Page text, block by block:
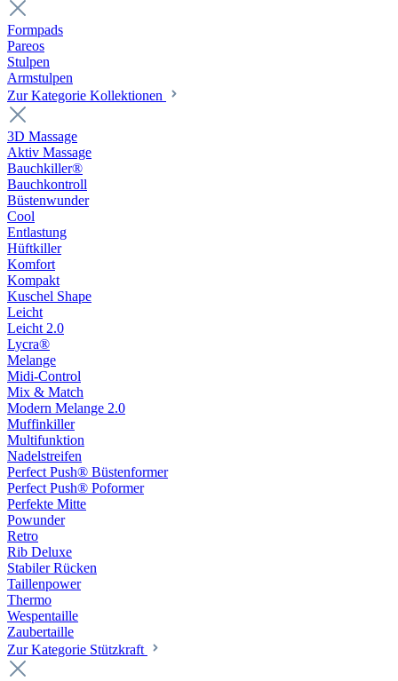
Formpads
Pareos
Stulpen
Armstulpen
Zur Kategorie Kollektionen
3D Massage
Aktiv Massage
Bauchkiller®
Bauchkontroll
Büstenwunder
Cool
Entlastung
Hüftkiller
Komfort
Kompakt
Kuschel Shape
Leicht
Leicht 2.0
Lycra®
Melange
Midi-Control
Mix & Match
Modern Melange 2.0
Muffinkiller
Multifunktion
Nadelstreifen
Perfect Push® Büstenformer
Perfect Push® Poformer
Perfekte Mitte
Powunder
Retro
Rib Deluxe
Stabiler Rücken
Taillenpower
Thermo
Wespentaille
Zaubertaille
Zur Kategorie Stützkraft